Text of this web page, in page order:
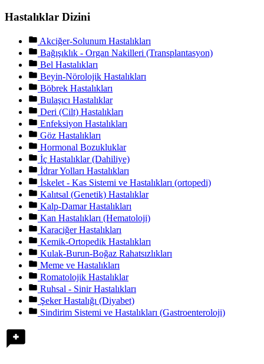
Hastalıklar Dizini
Akciğer-Solunum Hastalıkları
Bağışıklık - Organ Nakilleri (Transplantasyon)
Bel Hastalıkları
Beyin-Nörolojik Hastalıkları
Böbrek Hastalıkları
Bulaşıcı Hastalıklar
Deri (Cilt) Hastalıkları
Enfeksiyon Hastalıkları
Göz Hastalıkları
Hormonal Bozukluklar
İç Hastalıklar (Dahiliye)
İdrar Yolları Hastalıkları
İskelet - Kas Sistemi ve Hastalıkları (ortopedi)
Kalıtsal (Genetik) Hastalıklar
Kalp-Damar Hastalıkları
Kan Hastalıkları (Hematoloji)
Karaciğer Hastalıkları
Kemik-Ortopedik Hastalıkları
Kulak-Burun-Boğaz Rahatsızlıkları
Meme ve Hastalıkları
Romatolojik Hastalıklar
Ruhsal - Sinir Hastalıkları
Şeker Hastalığı (Diyabet)
Sindirim Sistemi ve Hastalıkları (Gastroenteroloji)